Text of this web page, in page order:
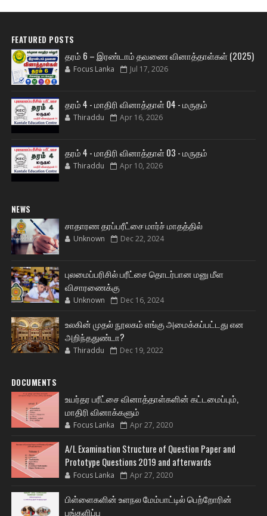
FEATURED POSTS
தரம் 6 – இரண்டாம் தவணை வினாத்தாள்கள் (2025)
Focus Lanka Jul 17, 2026
தரம் 4 - மாதிரி வினாத்தாள் 04 - மருதம்
Thiraddu Apr 16, 2026
தரம் 4 - மாதிரி வினாத்தாள் 03 - மருதம்
Thiraddu Apr 10, 2026
NEWS
சாதாரண தரப்பரீட்சை மார்ச் மாதத்தில்
Unknown Dec 22, 2024
புலமைப்பரிசில் பரீட்சை தொடர்பான மனு மீள
விசாரணைக்கு
Unknown Dec 16, 2024
உலகின் முதல் நூலகம் எங்கு அமைக்கப்பட்டது என
அறிந்ததுண்டா?
Thiraddu Dec 19, 2022
DOCUMENTS
உயர்தர பரீட்சை வினாத்தாள்களின் கட்டமைப்பும்,
மாதிரி வினாக்களும்
Focus Lanka Apr 27, 2020
A/L Examination Structure of Question Paper and
Prototype Questions 2019 and afterwards
Focus Lanka Apr 27, 2020
பிள்ளைகளின் உளநல மேம்பாட்டில் பெற்றோரின்
பங்களிப்பு